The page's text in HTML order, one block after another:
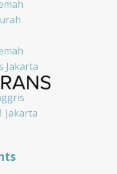
Jakarta
Jakarta